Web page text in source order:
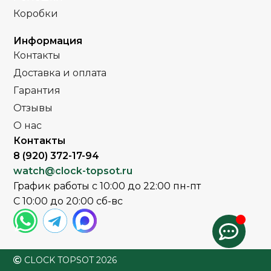
РЕМЕНЬ
браслет
СТЕКЛО Сапфировое
ЦВЕТ БРАСЛЕТА
ЦВЕТ КОРПУСА
ЦИФЕРБЛАТ
Коробки
Информация
Контакты
Доставка и оплата
Гарантия
Отзывы
О нас
Контакты
8 (920) 372-17-94
watch@clock-topsot.ru
График работы с 10:00 до 22:00 пн-пт
С 10:00 до 20:00 сб-вс
CLOCK TOPSOT 2026